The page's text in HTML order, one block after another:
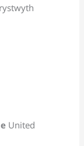
United